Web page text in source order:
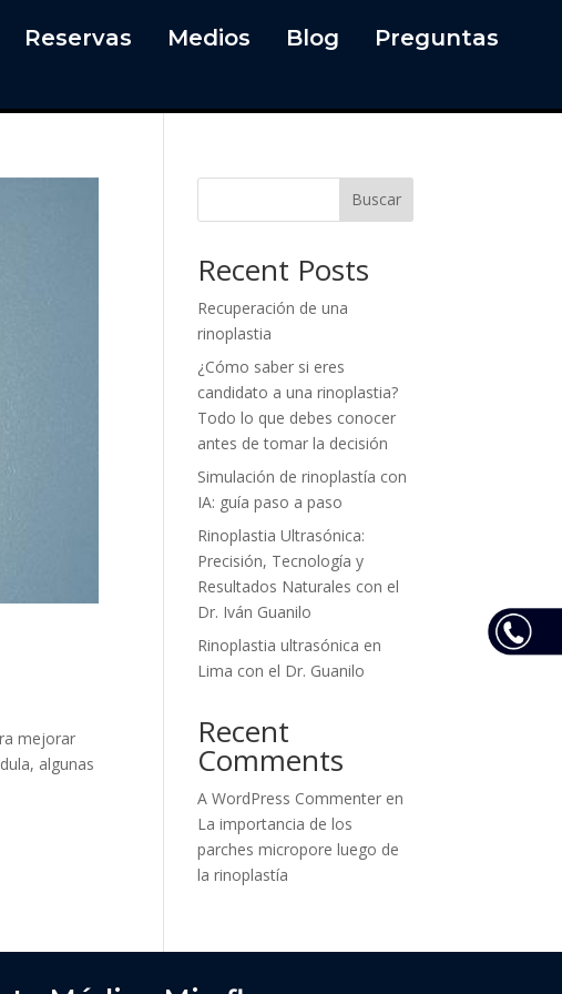
Reservas Medios Blog
Preguntas
mejorar
algunas
Buscar
Recent Posts
Recuperación de una
rinoplastia
¿Cómo saber si eres
candidato a una rinoplastia?
Todo lo que debes conocer
antes de tomar la decisión
Simulación de rinoplastía con
IA: guía paso a paso
Rinoplastia Ultrasónica:
Precisión, Tecnología y
Resultados Naturales con el
Dr. Iván Guanilo
Rinoplastia ultrasónica en
Lima con el Dr. Guanilo
Recent
Comments
A WordPress Commenter en
La importancia de los
parches micropore luego de
la rinoplastía